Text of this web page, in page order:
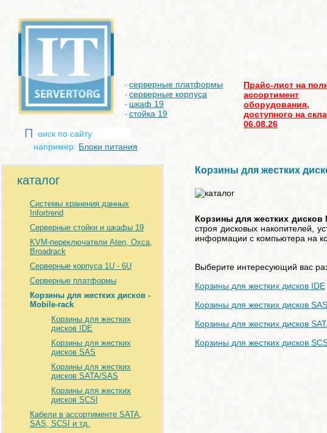
Дистрибуция
- серверные платформы
- серверные корпуса
- шкаф 19
- стойка 19
Прайс-лист на
ассортимент
оборудования,
доступного на
06.08.26
П
например: Блоки питания
каталог
Системы хранения данных
Infortrend
Серверные стойки и шкафы 19
KVM-переключатели Aten, Oxca,
Broadrack
Серверные корпуса 1U - 6U
Серверные платформы
Корзины для жестких дисков -
Mobile-rack
Корзины для жестких
дисков IDE
Корзины для жестких
дисков SAS
Корзины для жестких
дисков SATA/SAS
Корзины для жестких
дисков SCSI
Кабели в ассортименте SATA,
SAS, SCSI и тд.
Корзины для жестких
Корзины для жестких дисков
строя дисковых накопителей,
информации с компьютера на
Выберите интересующий вас
Корзины для жестких дисков IDE
Корзины для жестких дисков SAS
Корзины для жестких дисков
Корзины для жестких дисков